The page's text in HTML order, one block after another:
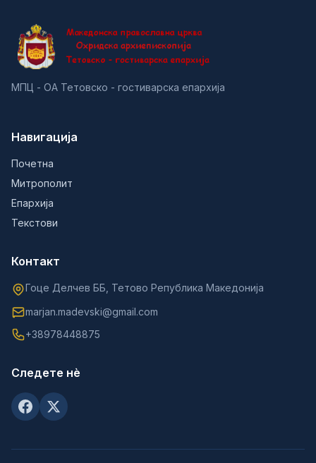
МПЦ - ОА Тетовско - гостиварска епархија
Навигација
Почетна
Митрополит
Епархија
Текстови
Контакт
Гоце Делчев ББ, Тетово Република Македонија
marjan.madevski@gmail.com
+38978448875
Следете нè